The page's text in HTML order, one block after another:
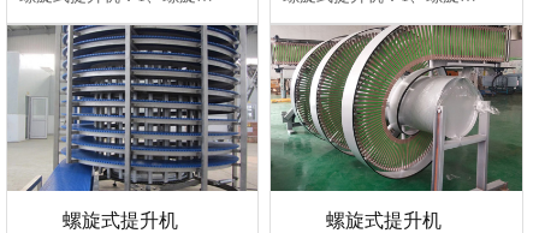
螺旋式提升机 螺旋式提升机